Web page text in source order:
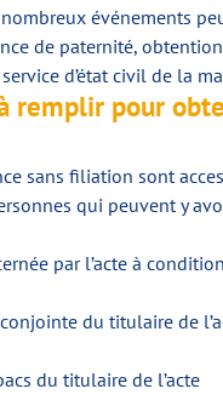
événements
de paternité,
d’état civil de la
remplir pour
sans filiation sont
qui peuvent y
par l’acte à
du titulaire de
du titulaire de l’acte